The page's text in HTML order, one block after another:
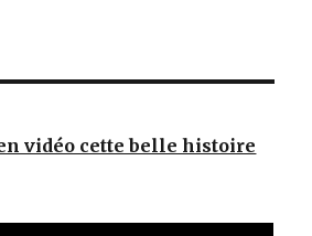
vidéo cette belle histoire